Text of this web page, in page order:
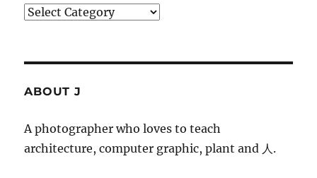
Categories
ABOUT J
A photographer who loves to teach
architecture, computer graphic, plant and 人.